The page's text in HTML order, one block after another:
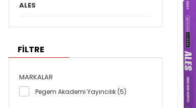
ALES
FİLTRE
MARKALAR
Pegem Akademi Yayıncılık (5)